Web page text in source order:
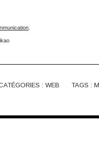
: WEB TAGS :